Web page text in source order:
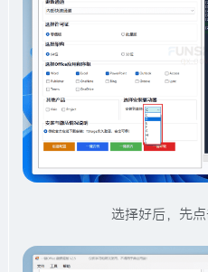
选择好后，先